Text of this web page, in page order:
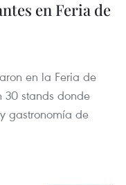
en Feria de
en la Feria de
30 stands donde
gastronomía de